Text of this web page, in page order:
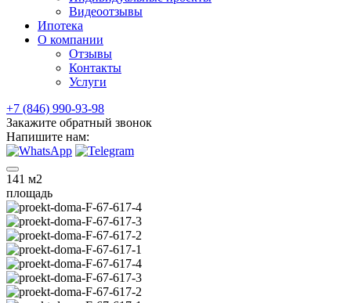
Видеоотзывы
Ипотека
О компании
Отзывы
Контакты
Услуги
+7 (846) 990-93-98
Закажите обратный звонок
Напишите нам:
141 м2
площадь